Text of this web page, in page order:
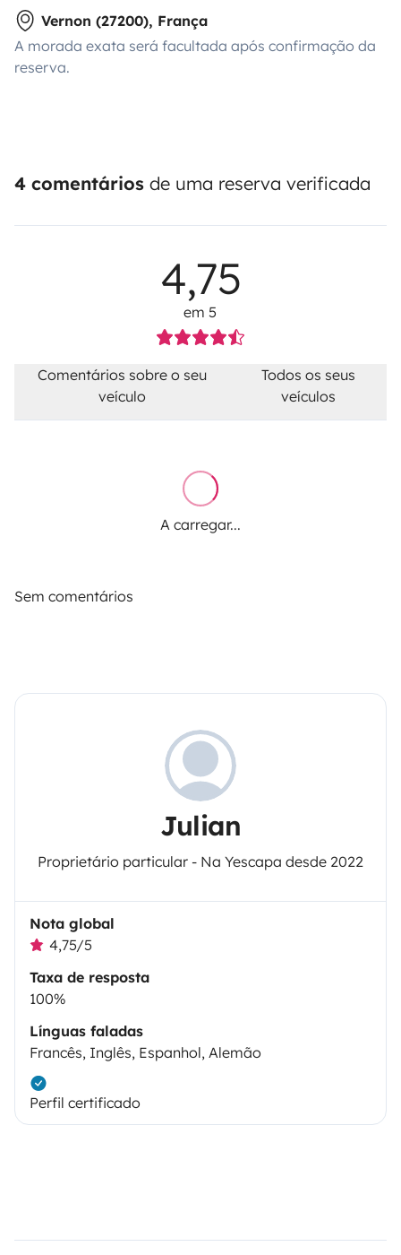
Vernon (27200), França
A morada exata será facultada após confirmação da
reserva.
4 comentários de uma reserva verificada
4,75
em 5
Comentários sobre o seu
veículo
Todos os seus
veículos
A carregar...
Sem comentários
Julian
Proprietário particular - Na Yescapa desde 2022
Nota global
4,75/5
Taxa de resposta
100%
Línguas faladas
Francês, Inglês, Espanhol, Alemão
Perfil certificado